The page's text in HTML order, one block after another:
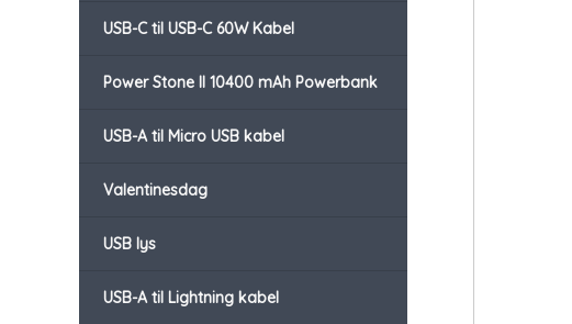
USB-C til USB-C 60W Kabel
Power Stone II 10400 mAh Powerbank
USB-A til Micro USB kabel
Valentinesdag
USB lys
USB-A til Lightning kabel